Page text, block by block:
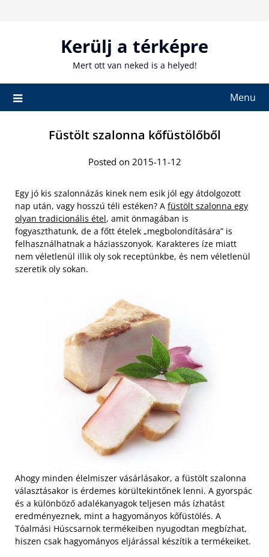
Kerülj a térképre
Mert ott van neked is a helyed!
Menu
Füstölt szalonna kőfüstölőből
Posted on 2015-11-12
Egy jó kis szalonnázás kinek nem esik jól egy átdolgozott
nap után, vagy hosszú téli estéken? A füstölt szalonna egy
olyan tradicionális étel, amit önmagában is
fogyaszthatunk, de a főtt ételek „megbolondítására” is
felhasználhatnak a háziasszonyok. Karakteres íze miatt
nem véletlenül illik oly sok receptünkbe, és nem véletlenül
szeretik oly sokan.
Ahogy minden élelmiszer vásárlásakor, a füstölt szalonna
választásakor is érdemes körültekintőnek lenni. A gyorspác
és a különböző adalékanyagok teljesen más ízhatást
eredményeznek, mint a hagyományos kőfüstölés. A
Tóalmási Húscsarnok termékeiben nyugodtan megbízhat,
hiszen csak hagyományos eljárással készítik a termékeiket.